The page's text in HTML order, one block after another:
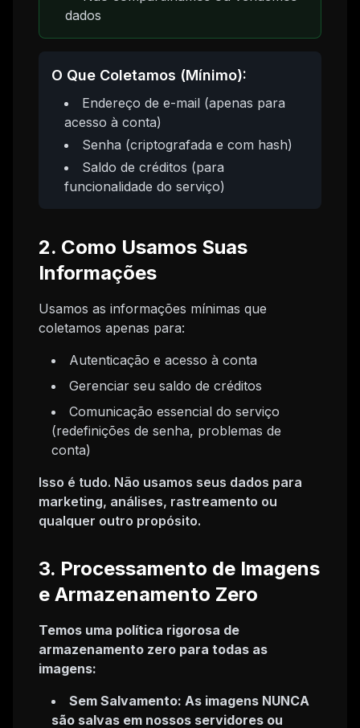
dados
O Que Coletamos (Mínimo):
Endereço de e-mail (apenas para
acesso à conta)
Senha (criptografada e com hash)
Saldo de créditos (para
funcionalidade do serviço)
2. Como Usamos Suas
Informações
Usamos as informações mínimas que
coletamos apenas para:
Autenticação e acesso à conta
Gerenciar seu saldo de créditos
Comunicação essencial do serviço
(redefinições de senha, problemas de
conta)
Isso é tudo. Não usamos seus dados para
marketing, análises, rastreamento ou
qualquer outro propósito.
3. Processamento de Imagens
e Armazenamento Zero
Temos uma política rigorosa de
armazenamento zero para todas as
imagens:
Sem Salvamento: As imagens NUNCA
são salvas em nossos servidores ou